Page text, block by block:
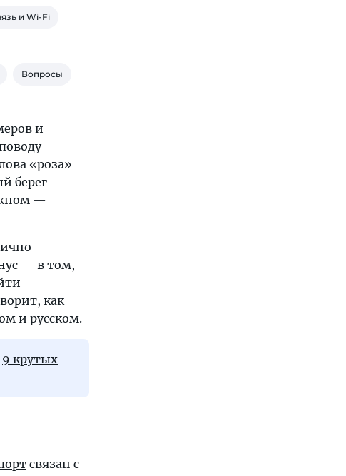
и Wi-Fi
Вопросы
и
«роза»
берег
—
— в том,
как
и русском.
9 крутых
связан с